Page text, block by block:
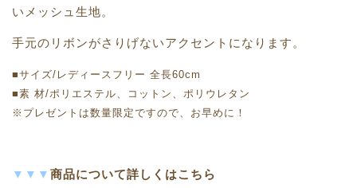
いメッシュ生地。
手元のリボンがさりげないアクセントになります。
■サイズ/レディースフリー 全長60cm
■素 材/ポリエステル、コットン、ポリウレタン
※プレゼントは数量限定ですので、お早めに！
▼▼▼ 商品について詳しくはこちら